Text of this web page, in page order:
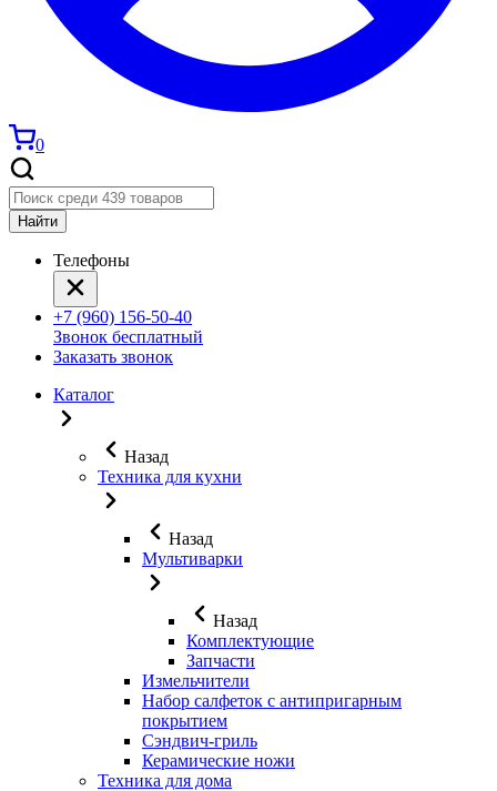
0
Найти
Телефоны
+7 (960) 156-50-40
Звонок бесплатный
Заказать звонок
Каталог
Назад
Техника для кухни
Назад
Мультиварки
Назад
Комплектующие
Запчасти
Измельчители
Набор салфеток с антипригарным
покрытием
Сэндвич-гриль
Керамические ножи
Техника для дома